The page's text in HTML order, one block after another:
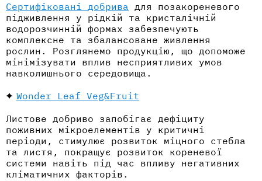
Сертифіковані добрива для позакореневого
підживлення у рідкій та кристалічній
водорозчинній формах забезпечують
комплексне та збалансоване живлення
рослин. Розглянемо продукцію, що допоможе
мінімізувати вплив несприятливих умов
навколишнього середовища.
Wonder Leaf Veg&Fruit
Листове добриво запобігає дефіциту
поживних мікроелементів у критичні
періоди, стимулює розвиток міцного стебла
та листя, покращує розвиток кореневої
системи навіть під час впливу негативних
кліматичних факторів.